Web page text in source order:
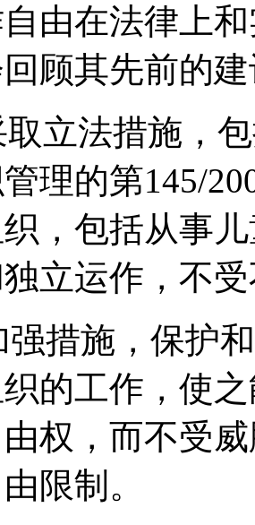
由在法律上
回顾其先前的
取立法措施，
理的第145/
，包括从事
立运作，不
强措施，保护
的工作，使
由权，而不受
限制。